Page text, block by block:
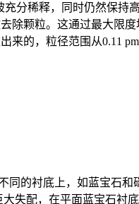
分稀释，同时仍然保
除颗粒。这通过最大限
，粒径范围从0.11
的衬底上，如蓝宝石和
失配，在平面蓝宝石衬